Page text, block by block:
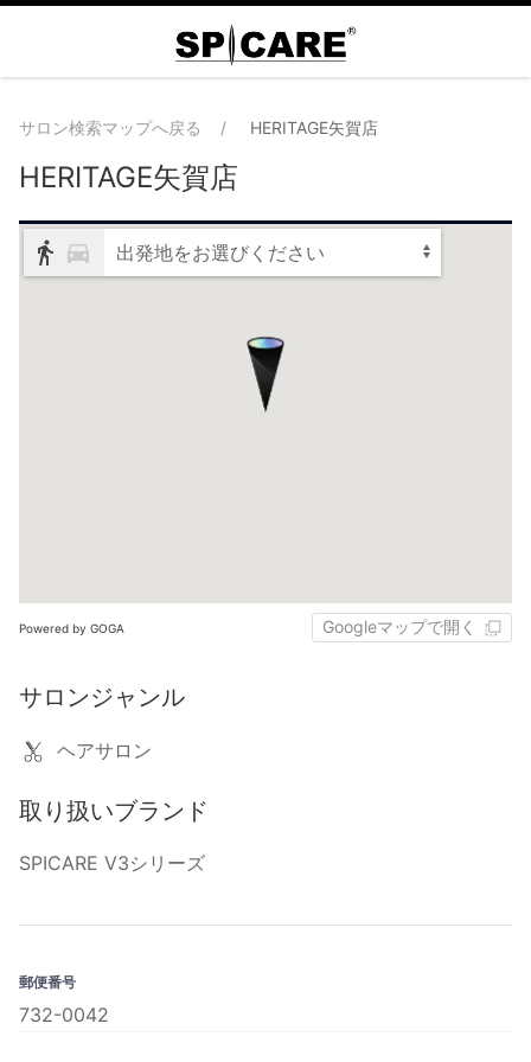
サロン検索マップへ戻る HERITAGE矢賀店
HERITAGE矢賀店
出発地をお選びください
Powered by GOGA Googleマップで開く
サロンジャンル
ヘアサロン
取り扱いブランド
SPICARE V3シリーズ
郵便番号
732-0042